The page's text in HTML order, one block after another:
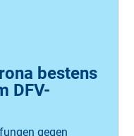
bestens
DFV-
gegen